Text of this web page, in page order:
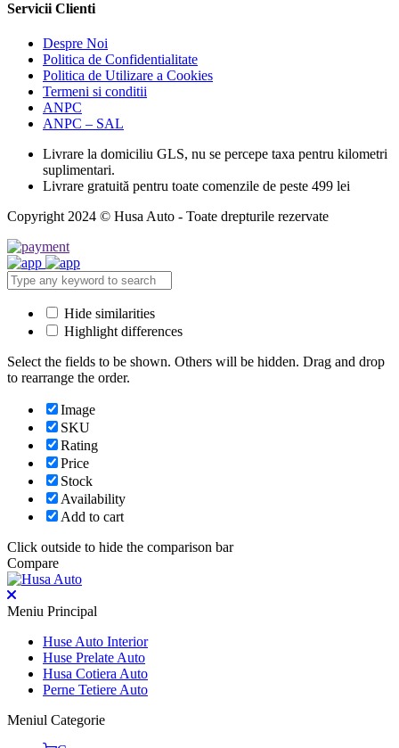
Servicii Clienti
Despre Noi
Politica de Confidentialitate
Politica de Utilizare a Cookies
Termeni si conditii
ANPC
ANPC – SAL
Livrare la domiciliu GLS, nu se percepe taxa pentru kilometri
suplimentari.
Livrare gratuită pentru toate comenzile de peste 499 lei
Copyright 2024 © Husa Auto - Toate drepturile rezervate
Hide similarities
Highlight differences
Select the fields to be shown. Others will be hidden. Drag and drop
to rearrange the order.
Image
SKU
Rating
Price
Stock
Availability
Add to cart
Click outside to hide the comparison bar
Compare
Meniu Principal
Huse Auto Interior
Huse Prelate Auto
Husa Cotiera Auto
Perne Tetiere Auto
Meniul Categorie